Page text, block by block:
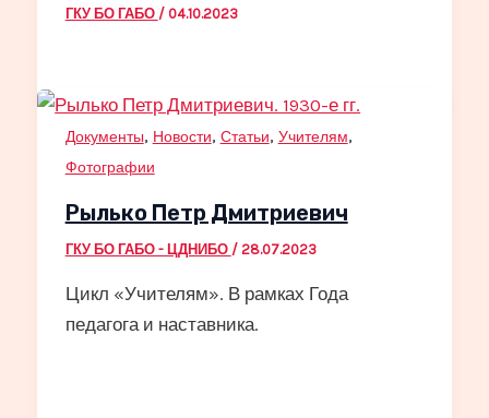
ГКУ БО ГАБО / 04.10.2023
Документы, Новости, Статьи, Учителям,
Фотографии
Рылько Петр Дмитриевич
ГКУ БО ГАБО - ЦДНИБО / 28.07.2023
Цикл «Учителям». В рамках Года
педагога и наставника.